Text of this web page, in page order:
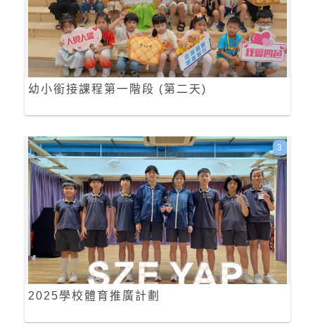
幼小銜接課程第一階段 (第二天)
2025學校體育推廣計劃
3